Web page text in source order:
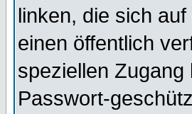
linken, die sich
einen öffentlich
speziellen
Passwort-